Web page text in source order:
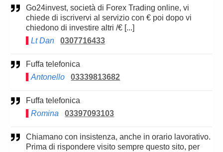
Go24invest, società di Forex Trading online, vi
chiede di iscrivervi al servizio con € poi dopo vi
chiedono di investire altri /€ [...]
Lt Dan
0307716433
Fuffa telefonica
Antonello
03339813682
Fuffa telefonica
Romina
03397093103
Chiamano con insistenza, anche in orario lavorativo.
Prima di rispondere visito sempre questo sito, per